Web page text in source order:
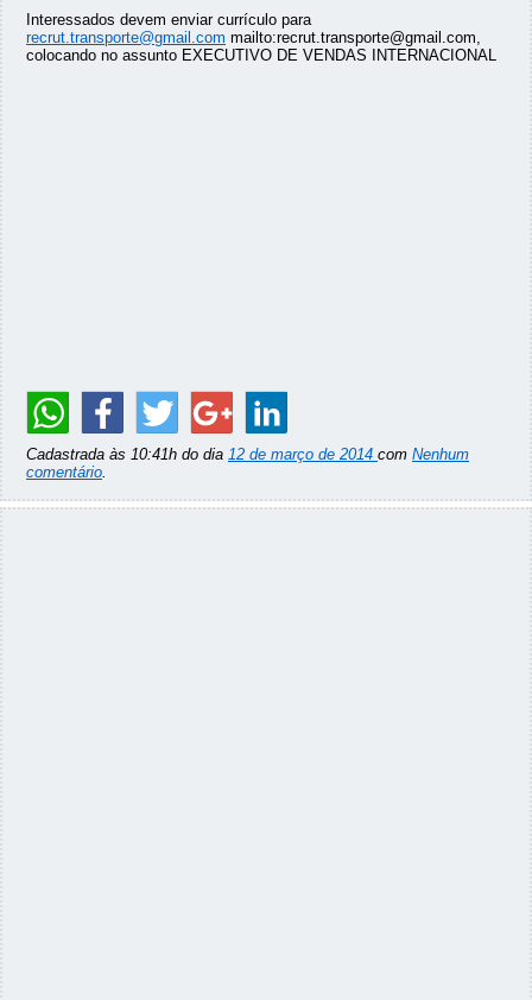
Interessados devem enviar currículo para
recrut.transporte@gmail.com mailto:recrut.transporte@gmail.com,
colocando no assunto EXECUTIVO DE VENDAS INTERNACIONAL
Cadastrada às 10:41h do dia 12 de março de 2014 com Nenhum
comentário.